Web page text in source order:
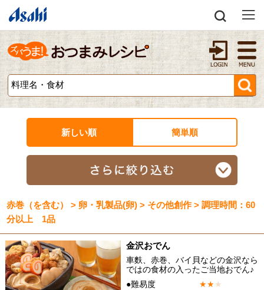
新しい順 簡単順
赤巻（を含む） > 卵・乳製品(卵) > その他創作 > 調理時間：60
分以上 1品
金沢おでん
車麩、赤巻、バイ貝などの金沢なら
ではの食材の入ったご当地おでん♪
●難易度
★★★